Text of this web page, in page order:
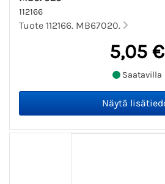
112166
Tuote 112166. MB67020.
5,05 €
Saatavilla